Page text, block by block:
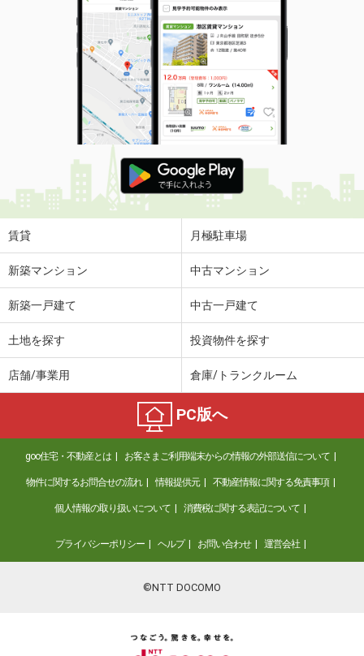
賃貸 月極駐車場
新築マンション 中古マンション
新築一戸建て 中古一戸建て
土地を探す 投資物件を探す
店舗/事業用 倉庫/トランクルーム
PC版へ
goo住宅・不動産とは お客さまご利用端末からの情報の外部送信について
物件に関するお問合せの流れ 情報提供元 不動産情報に関する免責事項
個人情報の取り扱いについて 消費税に関する表記について
プライバシーポリシー ヘルプ お問い合わせ 運営会社
©NTT DOCOMO